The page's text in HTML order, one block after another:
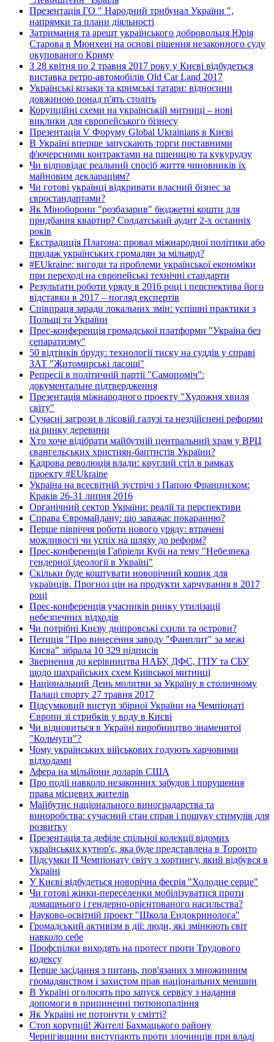
Презентація ГО " Народний трибунал України ",
напрямки та плани діяльності
Затримання та арешт українського добровольця Юрія
Старова в Мюнхені на основі рішення незаконного суду
окупованого Криму
З 28 квітня по 2 травня 2017 року у Києві відбудеться
виставка ретро-автомобілів Old Car Land 2017
Українські козаки та кримські татари: відносини
довжиною понад п'ять століть
Корупційні схеми на українській митниці – нові
виклики для європейського бізнесу
Презентація V Форуму Global Ukrainians в Києві
В Україні вперше запускають торги поставними
ф'ючерсними контрактами на пшеницю та кукурудзу
Чи відповідає реальний спосіб життя чиновників їх
майновим деклараціям?
Чи готові українці відкривати власний бізнес за
євростандартами?
Як Міноборони "розбазарив" бюджетні кошти для
придбання квартир? Солдатський аудит 2-х останніх
років
Екстрадиція Платона: провал міжнародної політики або
продаж українських громадян за мільярд?
#EUkraine: вигоди та проблеми української економіки
при переході на європейські технічні стандарти
Результати роботи уряду в 2016 році і перспектива його
відставки в 2017 – погляд експертів
Співпраця заради локальних змін: успішні практики з
Польщі та України
Прес-конференція громадської платформи "Україна без
сепаратизму"
50 відтінків бруду: технології тиску на суддів у справі
ЗАТ "Житомирські ласощі"
Репресії в політичній партії "Самопоміч":
документальне підтвердження
Презентація міжнародного проекту "Художня хвиля
світу"
Сучасні загрози в лісовій галузі та нездійснені реформи
на ринку деревини
Хто хоче відібрати майбутній центральний храм у ВРЦ
євангельських християн-баптистів України?
Кадрова революція влади: круглий стіл в рамках
проекту #EUkraine
Україна на всесвітній зустрічі з Папою Франциском:
Краків 26-31 липня 2016
Органічний сектор України: реалії та перспективи
Справа Євромайдану: що заважає покаранню?
Перше півріччя роботи нового уряду: втрачені
можливості чи успіх на шляху до реформ?
Прес-конференція Габріели Кубі на тему "Небезпека
гендерної ідеології в Україні"
Скільки буде коштувати новорічний кошик для
українців. Прогноз цін на продукти харчування в 2017
році
Прес-конференція учасників ринку утилізації
небезпечних відходів
Чи потрібні Києву дніпровські схили та острови?
Петиція "Про винесення заводу "Фанплит" за межі
Києва" зібрала 10 329 підписів
Звернення до керівництва НАБУ, ДФС, ГПУ та СБУ
щодо шахрайських схем Київської митниці
Національний День молитви за Україну в столичному
Палаці спорту 27 травня 2017
Підсумковий виступ збірної України на Чемпіонаті
Європи зі стрибків у воду в Києві
Чи відновиться в Україні виробництво знаменитої
"Кольчуги"?
Чому українських військових годують харчовими
відходами
Афера на мільйони доларів США
Про події навколо незаконних забудов і порушення
права місцевих жителів
Майбутнє національного виноградарства та
виноробства: сучасний стан справ і пошуку стимулів для
розвитку
Презентація та дефіле спільної колекції відомих
українських кутюр'є, яка буде представлена в Торонто
Підсумки ІІ Чемпіонату світу з хортингу, який відбувся в
Україні
У Києві відбудеться новорічна феєрія "Холодне серце"
Чи готові жінки-переселенки мобілізуватися проти
домашнього і гендерно-орієнтованого насильства?
Науково-освітній проект "Школа Ендокринолога"
Громадський активізм в дії: люди, які змінюють світ
навколо себе
Профспілки виходять на протест проти Трудового
кодексу
Перше засідання з питань, пов'язаних з множинним
громадянством і захистом прав національних меншин
В Україні оголосять про запуск сервісу з надання
допомоги в припиненні тютюнопаління
Як Україні не потонути у смітті?
Стоп корупції! Жителі Бахмацького району
Чернігівщини виступають проти злочинців при владі